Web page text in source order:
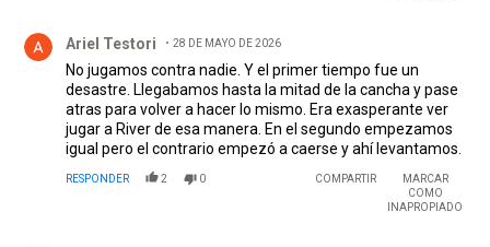
Ariel Testori 28 DE MAYO DE 2026
No jugamos contra nadie. Y el primer tiempo fue un
desastre. Llegabamos hasta la mitad de la cancha y pase
atras para volver a hacer lo mismo. Era exasperante ver
jugar a River de esa manera. En el segundo empezamos
igual pero el contrario empezó a caerse y ahí levantamos.
RESPONDER 2 0 COMPARTIR
MARCAR
COMO
INAPROPIADO